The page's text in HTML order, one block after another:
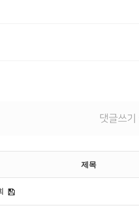
댓글쓰기
제목